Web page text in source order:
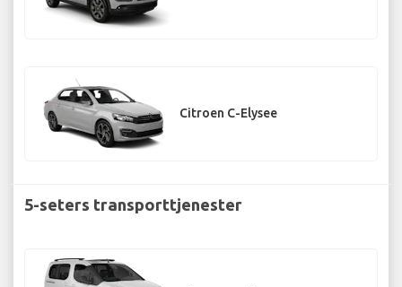
Citroen C-Elysee
5-seters transporttjenester